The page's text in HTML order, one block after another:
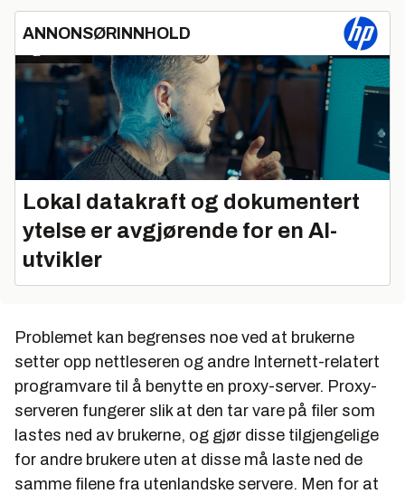
ANNONSØRINNHOLD
Lokal datakraft og dokumentert
ytelse er avgjørende for en AI-
utvikler
Problemet kan begrenses noe ved at brukerne
setter opp nettleseren og andre Internett-relatert
programvare til å benytte en proxy-server. Proxy-
serveren fungerer slik at den tar vare på filer som
lastes ned av brukerne, og gjør disse tilgjengelige
for andre brukere uten at disse må laste ned de
samme filene fra utenlandske servere. Men for at